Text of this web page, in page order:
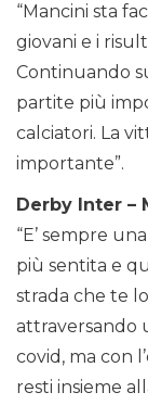
“Mancini sta
giovani e i
Continuando
partite più
calciatori. La
importante”.
Derby Inter –
“E’ sempre
più sentita e
strada che te
attraversando
covid, ma con
resti insieme